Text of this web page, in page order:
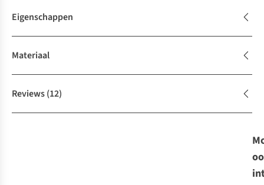
Eigenschappen
Materiaal
Reviews(12)